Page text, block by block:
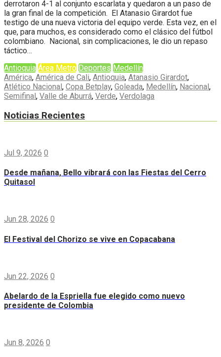
derrotaron 4-1 al conjunto escarlata y quedaron a un paso de
la gran final de la competición. El Atanasio Girardot fue
testigo de una nueva victoria del equipo verde. Esta vez, en el
que, para muchos, es considerado como el clásico del fútbol
colombiano. Nacional, sin complicaciones, le dio un repaso
táctico…
Antioquia Área Metro Deportes Medellín
América, América de Cali, Antioquia, Atanasio Girardot,
Atlético Nacional , Copa Betplay, Goleada, Medellín, Nacional ,
Semifinal , Valle de Aburrá, Verde, Verdolaga
Noticias Recientes
Jul 9, 2026 0
Desde mañana, Bello vibrará con las Fiestas del Cerro
Quitasol
Jun 28, 2026 0
El Festival del Chorizo se vive en Copacabana
Jun 22, 2026 0
Abelardo de la Espriella fue elegido como nuevo
presidente de Colombia
Jun 8, 2026 0